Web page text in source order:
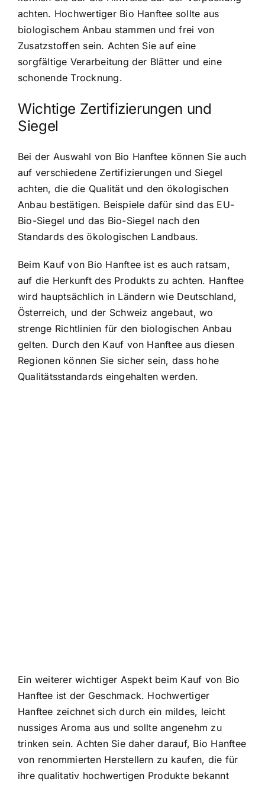
achten. Hochwertiger Bio Hanftee sollte aus
biologischem Anbau stammen und frei von
Zusatzstoffen sein. Achten Sie auf eine
sorgfältige Verarbeitung der Blätter und eine
schonende Trocknung.
Wichtige Zertifizierungen und
Siegel
Bei der Auswahl von Bio Hanftee können Sie auch
auf verschiedene Zertifizierungen und Siegel
achten, die die Qualität und den ökologischen
Anbau bestätigen. Beispiele dafür sind das EU-
Bio-Siegel und das Bio-Siegel nach den
Standards des ökologischen Landbaus.
Beim Kauf von Bio Hanftee ist es auch ratsam,
auf die Herkunft des Produkts zu achten. Hanftee
wird hauptsächlich in Ländern wie Deutschland,
Österreich, und der Schweiz angebaut, wo
strenge Richtlinien für den biologischen Anbau
gelten. Durch den Kauf von Hanftee aus diesen
Regionen können Sie sicher sein, dass hohe
Qualitätsstandards eingehalten werden.
Ein weiterer wichtiger Aspekt beim Kauf von Bio
Hanftee ist der Geschmack. Hochwertiger
Hanftee zeichnet sich durch ein mildes, leicht
nussiges Aroma aus und sollte angenehm zu
trinken sein. Achten Sie daher darauf, Bio Hanftee
von renommierten Herstellern zu kaufen, die für
ihre qualitativ hochwertigen Produkte bekannt